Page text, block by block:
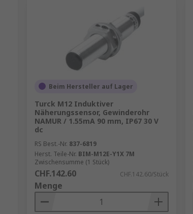
Beim Hersteller auf Lager
Turck M12 Induktiver
Näherungssensor, Gewinderohr
NAMUR / 1.55mA 90 mm, IP67 30 V
dc
RS Best.-Nr. 837-6819
Herst. Teile-Nr. BIM-M12E-Y1X 7M
Zwischensumme (1 Stück)
CHF.142.60 CHF.142.60/Stück
Menge